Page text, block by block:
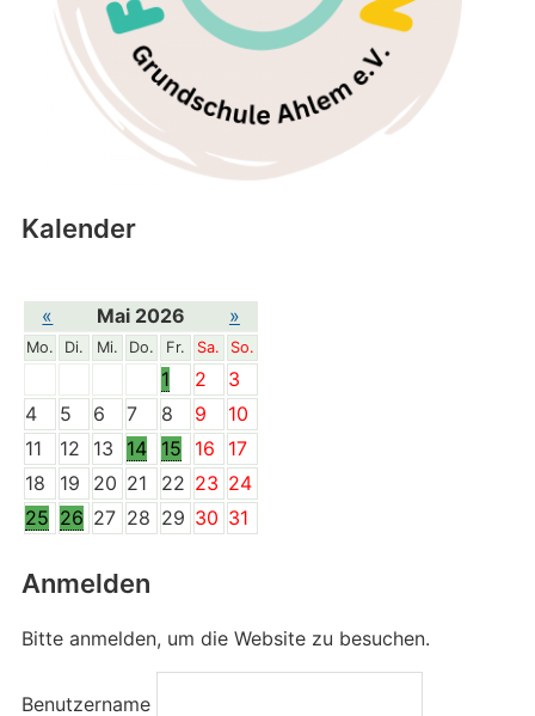
Kalender
« Mai 2026 »
Mo. Di. Mi. Do. Fr. Sa. So.
1 2
3
4
5 6 7 8 9
10
11
12 13 14 15 16
17
18
19 20 21 22 23 24
25 26 27 28 29 30 31
Anmelden
Bitte anmelden, um die Website zu besuchen.
Benutzername